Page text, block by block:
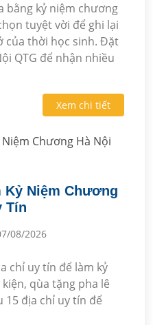
bằng kỷ niệm chương
tuyệt vời để ghi lại
của thời học sinh. Đặt
QTG để nhận nhiều
Xem chi tiết
Kỷ Niệm Chương
Tín
08/2026
chỉ uy tín để làm kỷ
qùa tặng pha lê
15 địa chỉ uy tín để